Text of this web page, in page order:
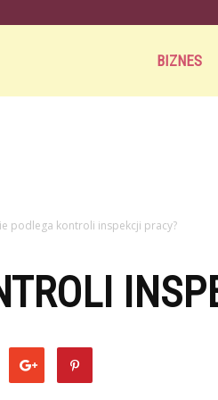
BIZNES
podlega kontroli inspekcji pracy?